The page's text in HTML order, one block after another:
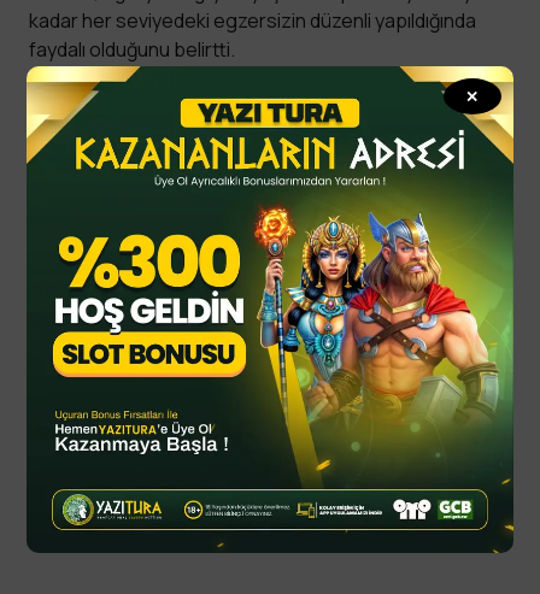
✕
kadar her seviyedeki egzersizin düzenli yapıldığında
faydalı olduğunu belirtti.
Stubbs, sözlerini şöyle sürdürdü: “Önemli olan, 15
dakikanın başlanması için düşük bir engel olması; bu
süre boyunca zihinsel iyilik hali artıyor ve bunun için aşırı
yorulmanıza gerek yok. Egzersizi dışarıda ve bir
arkadaşınızla yapmak ise ek fayda sağlıyor.”